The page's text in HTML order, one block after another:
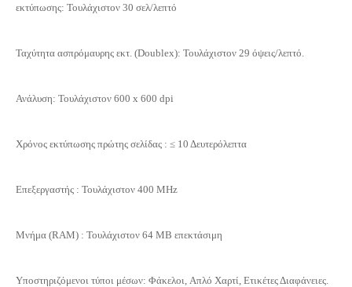
εκτύπωσης: Τουλάχιστον 30 σελ/λεπτό
Ταχύτητα ασπρόμαυρης εκτ. (Doublex): Τουλάχιστον 29 όψεις/λεπτό.
Ανάλυση: Τουλάχιστον 600 x 600 dpi
Χρόνος εκτύπωσης πρώτης σελίδας : ≤ 10 Δευτερόλεπτα
Επεξεργαστής : Τουλάχιστον 400 ΜΗz
Μνήμα (RAM) : Τουλάχιστον 64 MB επεκτάσιμη
Υποστηριζόμενοι τύποι μέσων: Φάκελοι, Aπλό Χαρτί, Ετικέτες Διαφάνειες.